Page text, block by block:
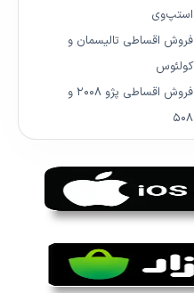
استپ‌وی
فروش اقساطی تالیسمان و
کولئوس
فروش اقساطی پژو ۲۰۰۸ و
۵۰۸